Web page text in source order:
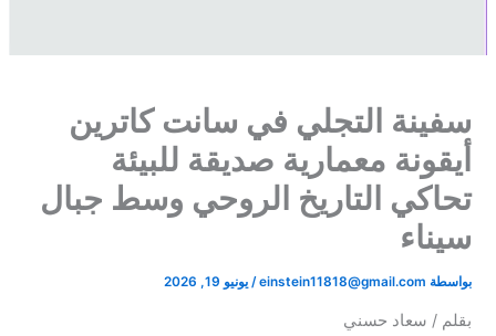
سفينة التجلي في سانت كاترين
أيقونة معمارية صديقة للبيئة
تحاكي التاريخ الروحي وسط جبال
سيناء
بواسطة einstein11818@gmail.com
/يونيو 19, 2026
بقلم / سعاد حسني